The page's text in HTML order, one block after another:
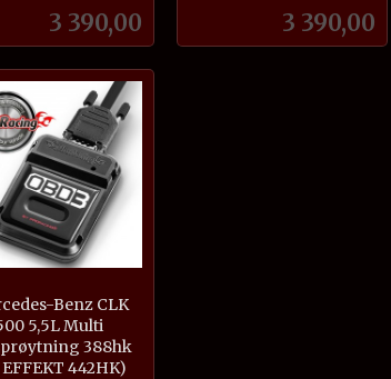
Pris
3 390,00 Pris
3 390,00
Benz CLK
5,5L Multi
388hk
EFFEKT 442HK)